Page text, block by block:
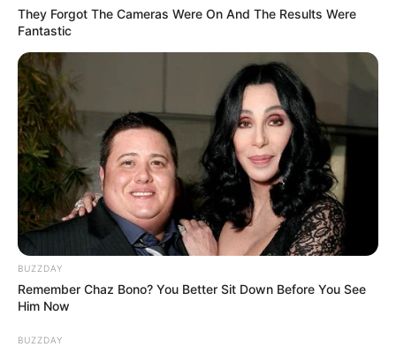
Tampil Lebih Modern, 7 Potret
Hasil Renovasi Rumah Berusia
90 Tahun
They Forgot The Cameras Were On And The Results Were
Fantastic
BUZZDAY
Remember Chaz Bono? You Better Sit Down Before You See
Him Now
BUZZDAY